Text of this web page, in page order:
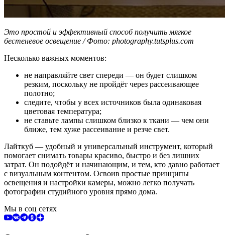
Это простой и эффективный способ получить мягкое
бестеневое освещение / Фото: photography.tutsplus.com
Несколько важных моментов:
не направляйте свет спереди — он будет слишком
резким, поскольку не пройдёт через рассеивающее
полотно;
следите, чтобы у всех источников была одинаковая
цветовая температура;
не ставьте лампы слишком близко к ткани — чем они
ближе, тем хуже рассеивание и резче свет.
Лайткуб — удобный и универсальный инструмент, который
помогает снимать товары красиво, быстро и без лишних
затрат. Он подойдёт и начинающим, и тем, кто давно работает
с визуальным контентом. Освоив простые принципы
освещения и настройки камеры, можно легко получать
фотографии студийного уровня прямо дома.
Мы в соц сетях